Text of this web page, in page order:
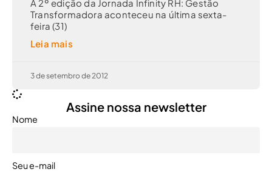
A 2º edição da Jornada Infinity RH: Gestão
Transformadora aconteceu na última sexta-
feira (31)
Leia mais
3 de setembro de 2012
Assine nossa newsletter
Nome
Seu e-mail